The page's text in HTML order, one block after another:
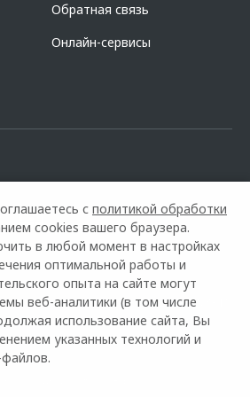
на покупку автомобиля у дилера» на
предоставляет АО Альфа-Банк. ИНН
и не является публичной
Обратная связь
Онлайн-сервисы
+7 (4912) 50-03-10
с политикой обработки
cookies вашего браузера.
в любой момент в настройках
оптимальной работы и
опыта на сайте могут
веб-аналитики (в том числе
использование сайта, Вы
указанных технологий и